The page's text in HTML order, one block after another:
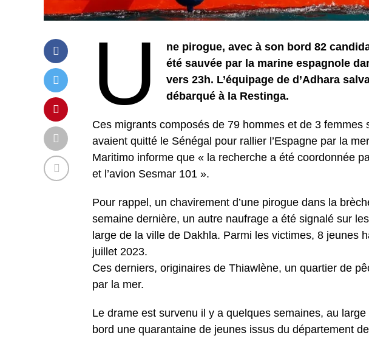
U
ne pirogue, avec à son bord 82
été sauvée par la marine espagnole
vers 23h. L’équipage de d’Adhara
débarqué à la Restinga.
Ces migrants composés de 79 hommes et de 3 femmes
avaient quitté le Sénégal pour rallier l’Espagne par la
Maritimo informe que « la recherche a été coordonnée
et l’avion Sesmar 101 ».
Pour rappel, un chavirement d’une pirogue dans la
semaine dernière, un autre naufrage a été signalé sur
large de la ville de Dakhla. Parmi les victimes, 8 jeunes
juillet 2023.
Ces derniers, originaires de Thiawlène, un quartier de
par la mer.
Le drame est survenu il y a quelques semaines, au
bord une quarantaine de jeunes issus du département